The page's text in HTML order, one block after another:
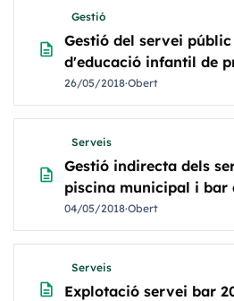
description
Gestió
Gestió del servei
d'educació infantil de
26/05/2018·Obert
description
Serveis
Gestió indirecta dels
piscina municipal i bar
l'Ajuntament de
04/05/2018·Obert
description
Serveis
Explotació servei bar